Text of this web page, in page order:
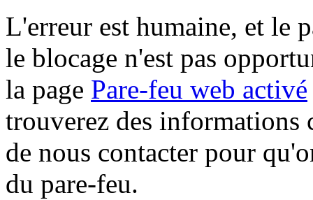
L'erreur est humaine, et le
le blocage n'est pas
la page Pare-feu web activé
trouverez des informations
de nous contacter pour
du pare-feu.